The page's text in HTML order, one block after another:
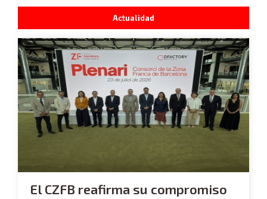
Actualidad
El CZFB reafirma su compromiso